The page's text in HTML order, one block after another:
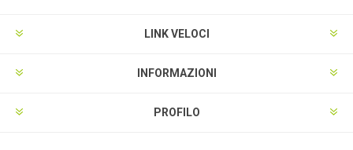
LINK VELOCI
INFORMAZIONI
PROFILO